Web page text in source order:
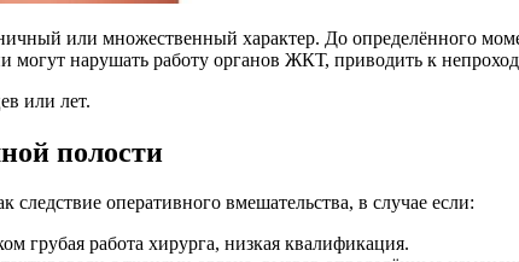
или множественный характер. До определённого
нарушать работу органов ЖКТ, приводить к
или лет.
полости
оперативного вмешательства, в случае если:
грубая работа хирурга, низкая квалификация.